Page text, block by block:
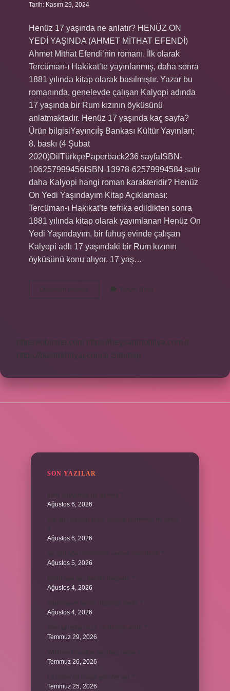
Tarih: Kasım 29, 2024
Henüz 17 yaşında ne anlatır? HENÜZ ON
YEDİ YAŞINDA (AHMET MİTHAT EFENDİ)
Ahmet Mithat Efendi’nin romanı. İlk olarak
Tercüman-ı Hakikat’te yayınlanmış, daha sonra
1881 yılında kitap olarak basılmıştır. Yazar bu
romanında, genelevde çalışan Kalyopi adında
17 yaşında bir Rum kızının öyküsünü
anlatmaktadır. Henüz 17 yaşında kaç sayfa?
Ürün bilgisiYayıncı‎İş Bankası Kültür Yayınları;
8. baskı (4 Şubat
2020)DilTürkçePaperback236 sayfaISBN-
106257999456ISBN-13978-62579994584 satır
daha Kalyopi hangi roman karakteridir? Henüz
On Yedi Yaşındayım Kitap Açıklaması:
Tercüman-ı Hakikat’te tefrika edildikten sonra
1881 yılında kitap olarak yayımlanan Henüz On
Yedi Yaşındayım, bir fuhuş evinde çalışan
Kalyopi adlı 17 yaşındaki bir Rum kızının
öyküsünü konu alıyor. 17 yaş…
Devamını okuyun
17
Yorum Bırak
https://obirsite.com
https://beysanmobilya.com.tr
https://bastdebriyaj.com.tr Sitemap
SON YAZILAR
Ağustos 6, 2026
Kur’an’ı baştan sona okuyup bitirmeye ne denir
Ağustos 6, 2026
Ağustos 5, 2026
Ağustos 4, 2026
Ağustos 4, 2026
Temmuz 29, 2026
Temmuz 26, 2026
Temmuz 25, 2026